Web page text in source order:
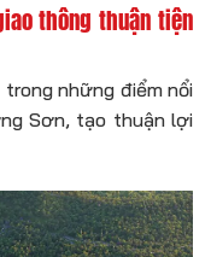
thông thuận tiện
những điểm nổi
Sơn, tạo thuận lợi